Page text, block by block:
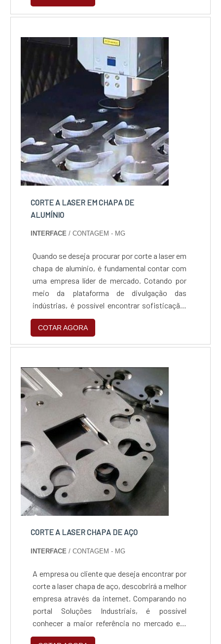
dúvidas.MAIS INFORMAÇÕES SOBRE CORTE A
procura de corte a laser em chapa galvanizada
em uma empresa que preza pela s...
CORTE A LASER EM CHAPA DE
ALUMÍNIO
INTERFACE/ CONTAGEM - MG
Quando se deseja procurar por corte a laser em
chapa de alumínio, é fundamental contar com
uma empresa líder de mercado. Cotando por
meio da plataforma de divulgação das
indústrias, é possível encontrar sofisticação,
qualidade e preço justo em um só lugar.É isto!
Quando a busca é por corte a laser em chapa
de alumínio, é de suma importância contar
Interface, a fim de encontrar precisão com
comprome...
COTAR AGORA
CORTE A LASER CHAPA DE AÇO
INTERFACE/ CONTAGEM - MG
A empresa ou cliente que deseja encontrar por
corte a laser chapa de aço, descobrirá a melhor
empresa através da internet. Comparando no
portal Soluções Industriais, é possível
conhecer a maior referência no mercado em
seu próprio segmento.MAIS DETALHES